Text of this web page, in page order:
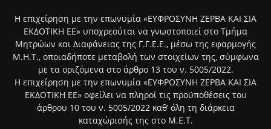
Η επιχείρηση με την επωνυμία «ΕΥΦΡΟΣΥΝΗ ΖΕΡΒΑ ΚΑΙ ΣΙΑ
ΕΚΔΟΤΙΚΗ ΕΕ» υποχρεούται να γνωστοποιεί στο Τμήμα
Μητρώων και Διαφάνειας της Γ.Γ.Ε.Ε., μέσω της εφαρμογής
Μ.Η.Τ., οποιαδήποτε μεταβολή των στοιχείων της, σύμφωνα
με τα οριζόμενα στο άρθρο 13 του ν. 5005/2022.
Η επιχείρηση με την επωνυμία «ΕΥΦΡΟΣΥΝΗ ΖΕΡΒΑ ΚΑΙ ΣΙΑ
ΕΚΔΟΤΙΚΗ ΕΕ» οφείλει να πληροί τις προϋποθέσεις του
άρθρου 10 του ν. 5005/2022 καθ’ όλη τη διάρκεια
καταχώρισής της στο Μ.Ε.Τ.